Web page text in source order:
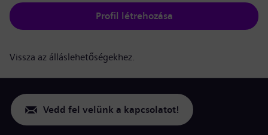
Profil létrehozása
Vissza az álláslehetőségekhez.
Vedd fel velünk a kapcsolatot!